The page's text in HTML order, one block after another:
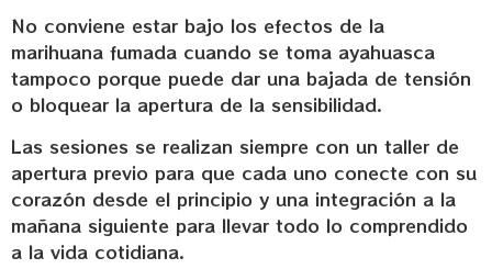
No conviene estar bajo los efectos de la
marihuana fumada cuando se toma ayahuasca
tampoco porque puede dar una bajada de tensión
o bloquear la apertura de la sensibilidad.
Las sesiones se realizan siempre con un taller de
apertura previo para que cada uno conecte con su
corazón desde el principio y una integración a la
mañana siguiente para llevar todo lo comprendido
a la vida cotidiana.